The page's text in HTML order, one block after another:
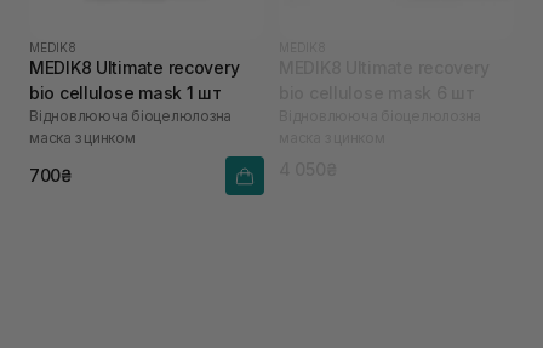
MEDIK8
MEDIK8 Ultimate recovery
bio cellulose mask 1 шт
Відновлююча біоцелюлозна
маска з цинком
700₴